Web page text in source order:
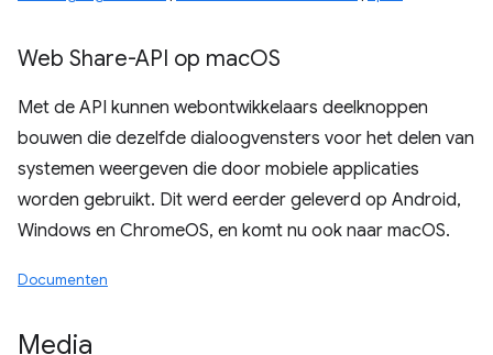
Web Share-API op macOS
Met de API kunnen webontwikkelaars deelknoppen
bouwen die dezelfde dialoogvensters voor het delen van
systemen weergeven die door mobiele applicaties
worden gebruikt. Dit werd eerder geleverd op Android,
Windows en ChromeOS, en komt nu ook naar macOS.
Documenten
Media